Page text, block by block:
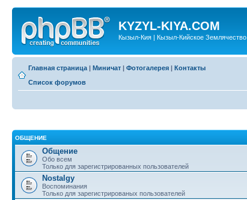
KYZYL-KIYA.COM
Кызыл-Кия | Кызыл-Кийское Землячество
Главная страница | Миничат | Фотогалерея | Контакты
Список форумов
ОБЩЕНИЕ
Общение
Обо всем
Только для зарегистрированных пользователей
Nostalgy
Воспоминания
Только для зарегистрированых пользователей